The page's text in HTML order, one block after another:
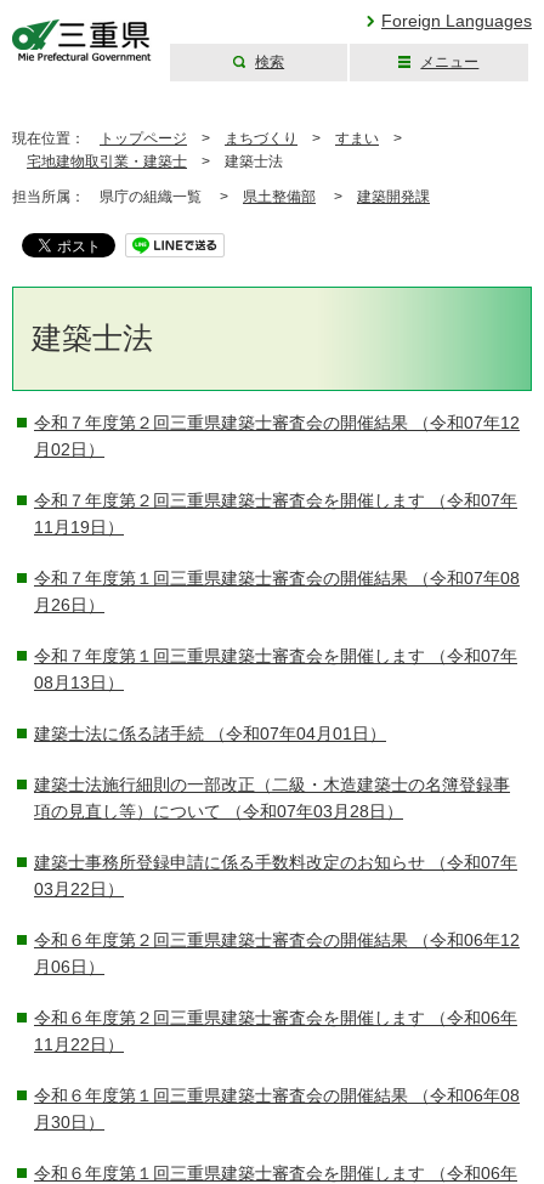
Foreign Languages
検索 メニュー
現在位置： トップページ > まちづくり > すまい >
宅地建物取引業・建築士 > 建築士法
担当所属： 県庁の組織一覧 > 県土整備部 > 建築開発課
建築士法
令和７年度第２回三重県建築士審査会の開催結果 （令和07年12
月02日）
令和７年度第２回三重県建築士審査会を開催します （令和07年
11月19日）
令和７年度第１回三重県建築士審査会の開催結果 （令和07年08
月26日）
令和７年度第１回三重県建築士審査会を開催します （令和07年
08月13日）
建築士法に係る諸手続 （令和07年04月01日）
建築士法施行細則の一部改正（二級・木造建築士の名簿登録事
項の見直し等）について （令和07年03月28日）
建築士事務所登録申請に係る手数料改定のお知らせ （令和07年
03月22日）
令和６年度第２回三重県建築士審査会の開催結果 （令和06年12
月06日）
令和６年度第２回三重県建築士審査会を開催します （令和06年
11月22日）
令和６年度第１回三重県建築士審査会の開催結果 （令和06年08
月30日）
令和６年度第１回三重県建築士審査会を開催します （令和06年